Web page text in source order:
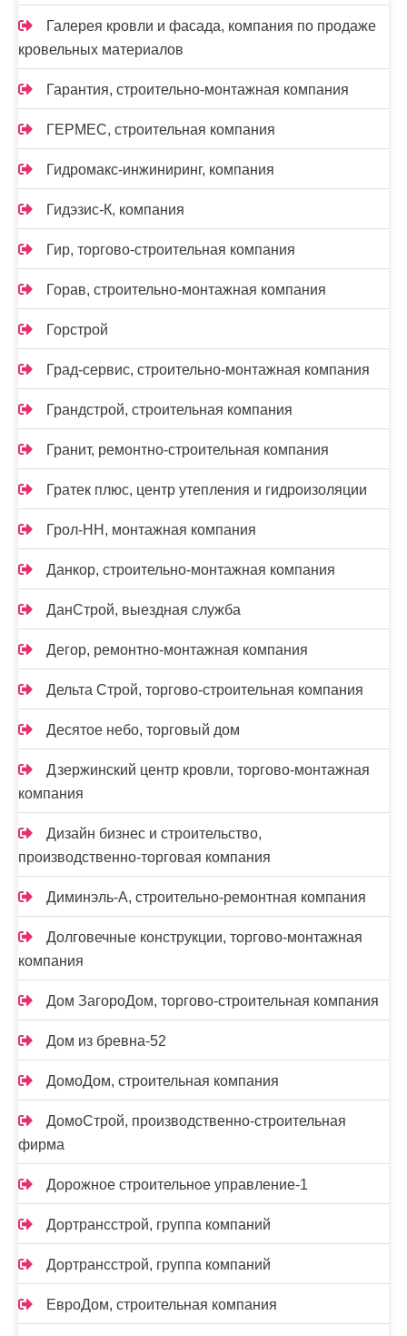
Галерея кровли и фасада, компания по продаже
кровельных материалов
Гарантия, строительно-монтажная компания
ГЕРМЕС, строительная компания
Гидромакс-инжиниринг, компания
Гидэзис-К, компания
Гир, торгово-строительная компания
Горав, строительно-монтажная компания
Горстрой
Град-сервис, строительно-монтажная компания
Грандстрой, строительная компания
Гранит, ремонтно-строительная компания
Гратек плюс, центр утепления и гидроизоляции
Грол-НН, монтажная компания
Данкор, строительно-монтажная компания
ДанСтрой, выездная служба
Дегор, ремонтно-монтажная компания
Дельта Строй, торгово-строительная компания
Десятое небо, торговый дом
Дзержинский центр кровли, торгово-монтажная
компания
Дизайн бизнес и строительство,
производственно-торговая компания
Диминэль-А, строительно-ремонтная компания
Долговечные конструкции, торгово-монтажная
компания
Дом ЗагороДом, торгово-строительная компания
Дом из бревна-52
ДомоДом, строительная компания
ДомоСтрой, производственно-строительная
фирма
Дорожное строительное управление-1
Дортрансстрой, группа компаний
Дортрансстрой, группа компаний
ЕвроДом, строительная компания